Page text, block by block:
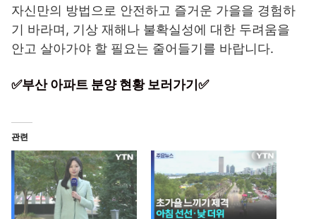
자신만의 방법으로 안전하고 즐거운 가을을 경험하
기 바라며, 기상 재해나 불확실성에 대한 두려움을
안고 살아가야 할 필요는 줄어들기를 바랍니다.
✅부산 아파트 분양 현황 보러가기✅
관련